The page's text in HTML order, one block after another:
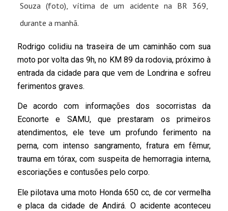
Souza (foto), vítima de um acidente na BR 369,
durante a manhã.
Rodrigo colidiu na traseira de um caminhão com sua
moto por volta das 9h, no KM 89 da rodovia, próximo à
entrada da cidade para que vem de Londrina e sofreu
ferimentos graves.
De acordo com informações dos socorristas da
Econorte e SAMU, que prestaram os primeiros
atendimentos, ele teve um profundo ferimento na
perna, com intenso sangramento, fratura em fêmur,
trauma em tórax, com suspeita de hemorragia interna,
escoriações e contusões pelo corpo.
Ele pilotava uma moto Honda 650 cc, de cor vermelha
e placa da cidade de Andirá. O acidente aconteceu